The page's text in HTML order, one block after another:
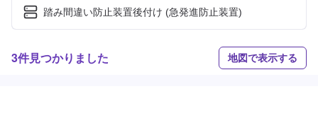
踏み間違い防止装置後付け (急発進防止装置)
3件見つかりました 地図で表示する